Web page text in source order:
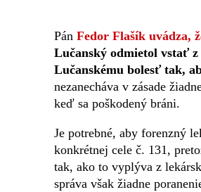
Pán Fedor Flašík uvádza,
Lučanský odmietol vstať z
Lučanskému bolesť tak,
nezanecháva v zásade
keď sa poškodený bráni.
Je potrebné, aby forenzný
konkrétnej cele č. 131,
tak, ako to vyplýva z
správa však žiadne